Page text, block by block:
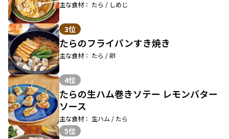
主な食材： たら / しめじ
3位
たらのフライパンすき焼き
主な食材： たら / 卵
4位
たらの生ハム巻きソテー レモンバター
ソース
主な食材： 生ハム / たら
5位